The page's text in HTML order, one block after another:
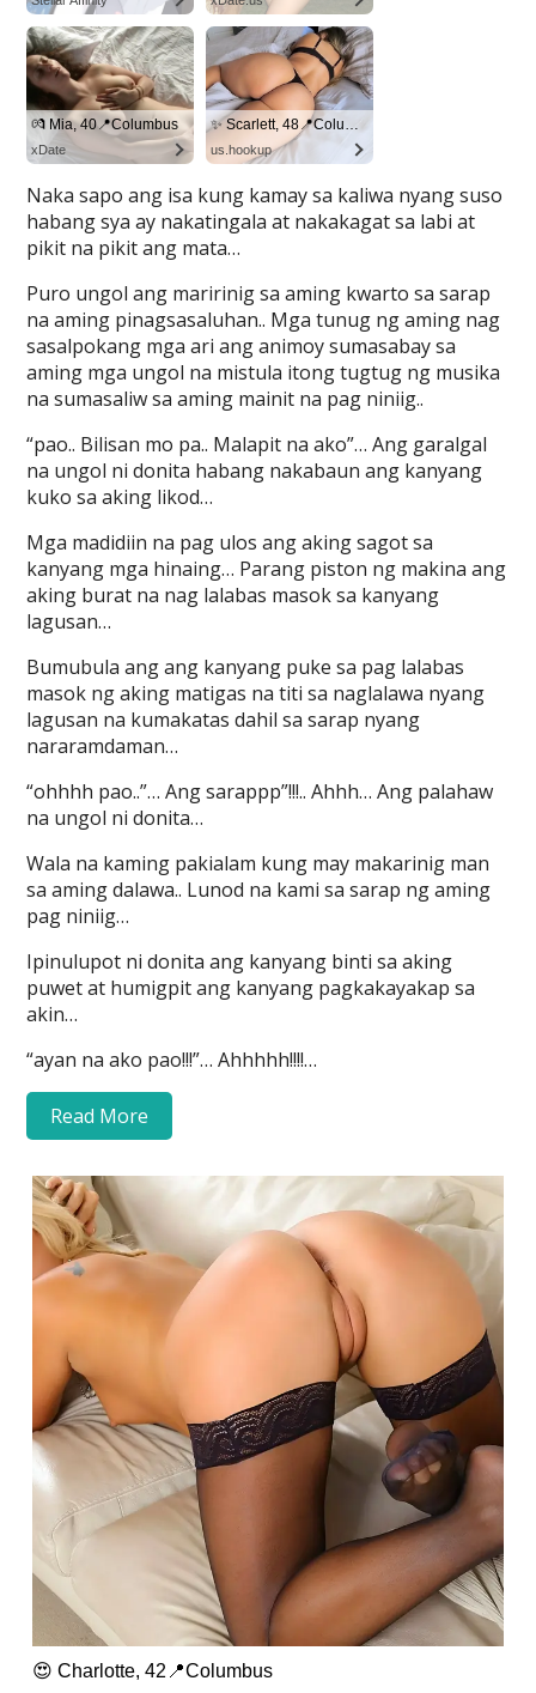
Naka sapo ang isa kung kamay sa kaliwa nyang suso
habang sya ay nakatingala at nakakagat sa labi at
pikit na pikit ang mata…
Puro ungol ang maririnig sa aming kwarto sa sarap
na aming pinagsasaluhan.. Mga tunug ng aming nag
sasalpokang mga ari ang animoy sumasabay sa
aming mga ungol na mistula itong tugtug ng musika
na sumasaliw sa aming mainit na pag niniig..
“pao.. Bilisan mo pa.. Malapit na ako”… Ang garalgal
na ungol ni donita habang nakabaun ang kanyang
kuko sa aking likod…
Mga madidiin na pag ulos ang aking sagot sa
kanyang mga hinaing… Parang piston ng makina ang
aking burat na nag lalabas masok sa kanyang
lagusan…
Bumubula ang ang kanyang puke sa pag lalabas
masok ng aking matigas na titi sa naglalawa nyang
lagusan na kumakatas dahil sa sarap nyang
nararamdaman…
“ohhhh pao..”… Ang sarappp”!!!.. Ahhh… Ang palahaw
na ungol ni donita…
Wala na kaming pakialam kung may makarinig man
sa aming dalawa.. Lunod na kami sa sarap ng aming
pag niniig…
Ipinulupot ni donita ang kanyang binti sa aking
puwet at humigpit ang kanyang pagkakayakap sa
akin…
“ayan na ako pao!!!”… Ahhhhh!!!!…
Read More
😍 Charlotte, 42📍Columbus